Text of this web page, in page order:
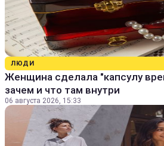
ЛЮДИ
Женщина сделала "капсулу
зачем и что там внутри
06 августа 2026, 15:33